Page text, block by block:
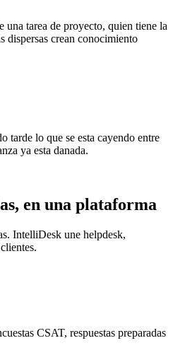
una tarea de proyecto, quien tiene la
dispersas crean conocimiento
tarde lo que se esta cayendo entre
ya esta danada.
en una plataforma
IntelliDesk une helpdesk,
CSAT, respuestas preparadas